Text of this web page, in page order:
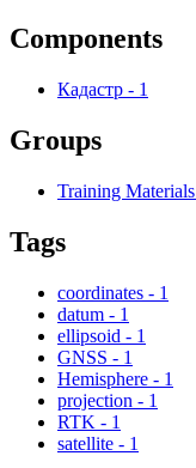
Components
Кадастр - 1
Groups
Training Materials
Tags
coordinates - 1
datum - 1
ellipsoid - 1
GNSS - 1
Hemisphere - 1
projection - 1
RTK - 1
satellite - 1